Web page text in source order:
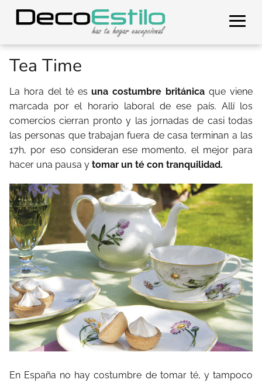
Tea Time
La hora del té esuna costumbre británica que viene
marcada por el horario laboral de ese país. Allí los
comercios cierran pronto y las jornadas de casi todas
las personas que trabajan fuera de casa terminan a las
17h, por eso consideran ese momento, el mejor para
hacer una pausa y tomar un té con tranquilidad.
En España no hay costumbre de tomar té, y tampoco